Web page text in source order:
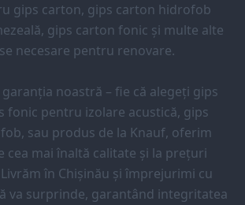
gips carton, gips carton hidrofob
gips carton fonic și multe alte
necesare pentru renovare.
noastră – fie că alegeți gips
fonic pentru izolare acustică, gips
sau produs de la Knauf, oferim
cea mai înaltă calitate și la prețuri
în Chișinău și împrejurimi cu
va surprinde, garantând integritatea